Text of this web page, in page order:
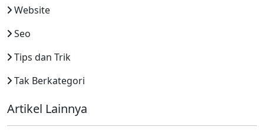
Website
Seo
Tips dan Trik
Tak Berkategori
Artikel Lainnya